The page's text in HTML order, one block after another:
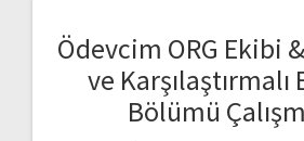
Ödevcim ORG Ekibi
ve
Bölümü